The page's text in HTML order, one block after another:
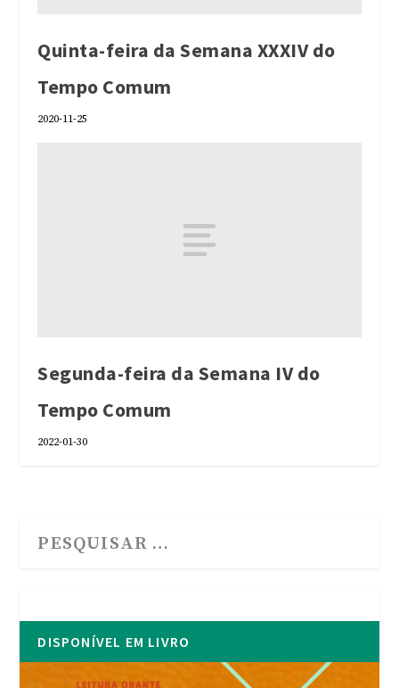
Quinta-feira da Semana XXXIV do
Tempo Comum
2020-11-25
Segunda-feira da Semana IV do
Tempo Comum
2022-01-30
DISPONÍVEL EM LIVRO